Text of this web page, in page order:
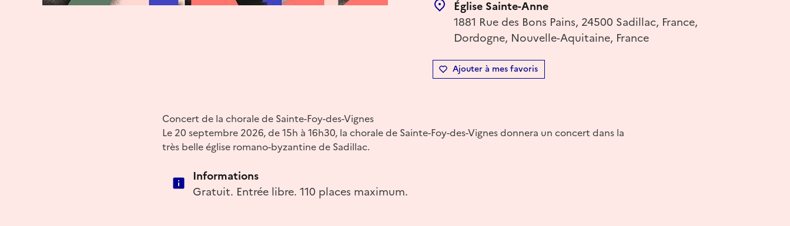
Église Sainte-Anne
1881 Rue des Bons Pains, 24500 Sadillac, France,
Dordogne, Nouvelle-Aquitaine, France
Ajouter à mes favoris
Concert de la chorale de Sainte-Foy-des-Vignes
Le 20 septembre 2026, de 15h à 16h30, la chorale de Sainte-Foy-des-Vignes donnera un concert dans la
très belle église romano-byzantine de Sadillac.
Informations
Gratuit. Entrée libre. 110 places maximum.